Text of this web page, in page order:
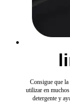
Consigue que
utilizar en
detergente y